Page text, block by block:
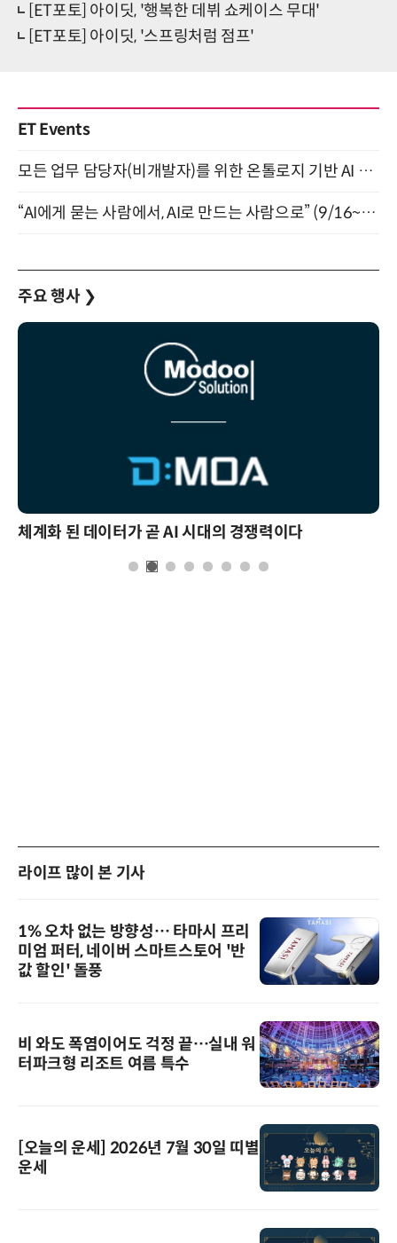
[ET포토] 아이딧, '행복한 데뷔 쇼케이스 무대'
[ET포토] 아이딧, '스프링처럼 점프'
ET Events
모든 업무 담당자(비개발자)를 위한 온톨로지 기반 AI 지식체계 설계 1-day 워크숍 8월 20일 개최
“AI에게 묻는 사람에서, AI로 만드는 사람으로” (9/16~17)
주요 행사 ❯
체계화 된 데이터가 곧 AI 시대의 경쟁력이다
라이프 많이 본 기사
1% 오차 없는 방향성… 타마시 프리
미엄 퍼터, 네이버 스마트스토어 '반
값 할인' 돌풍
비 와도 폭염이어도 걱정 끝…실내 워
터파크형 리조트 여름 특수
[오늘의 운세] 2026년 7월 30일 띠별
운세